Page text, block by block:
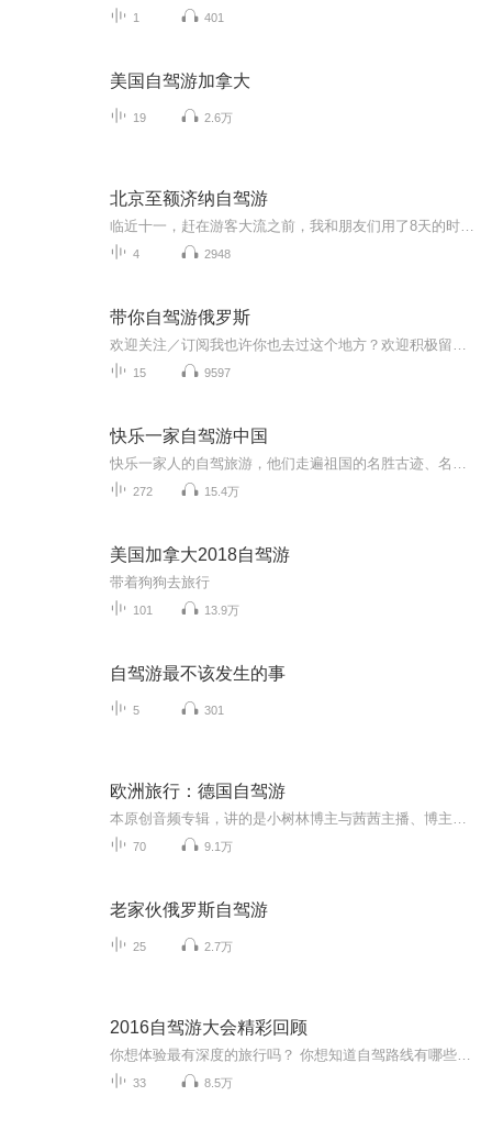
1 401
美国自驾游加拿大
19 2.6万
北京至额济纳自驾游
4 2948
带你自驾游俄罗斯
15 9597
快乐一家自驾游中国
272 15.4万
美国加拿大2018自驾游
带着狗狗去旅行
101 13.9万
自驾游最不该发生的事
5 301
欧洲旅行：德国自驾游
70 9.1万
老家伙俄罗斯自驾游
25 2.7万
2016自驾游大会精彩回顾
33 8.5万